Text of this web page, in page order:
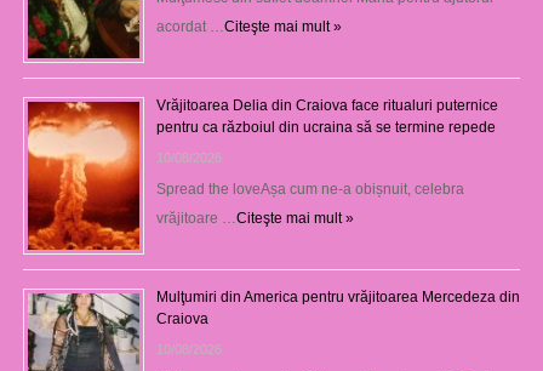
acordat …Citeşte mai mult »
Vrăjitoarea Delia din Craiova face ritualuri puternice
pentru ca războiul din ucraina să se termine repede
10/08/2026
Spread the loveAșa cum ne-a obișnuit, celebra
vrăjitoare …Citeşte mai mult »
Mulţumiri din America pentru vrăjitoarea Mercedeza din
Craiova
10/08/2026